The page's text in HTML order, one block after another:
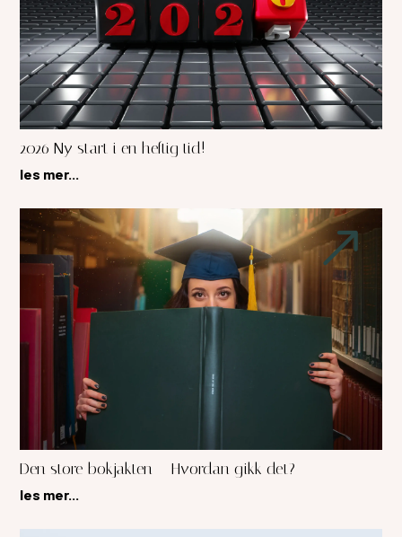
2026 Ny start i en heftig tid!
les mer...
Den store bokjakten – Hvordan gikk det?
les mer...